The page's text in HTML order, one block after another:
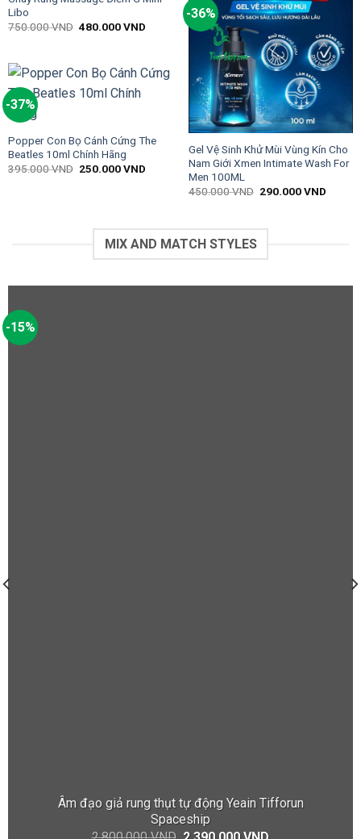
Libo
750.000VND 480.000VND
-36%
Gel Vệ Sinh Khử Mùi Vùng Kín Cho
Nam Giới Xmen Intimate Wash For
Men 100ML
450.000VND 290.000VND
-37%
Popper Con Bọ Cánh Cứng The
Beatles 10ml Chính Hãng
395.000VND 250.000VND
MIX AND MATCH STYLES
-15%
Âm đạo giả rung thụt tự động Yeain Tifforun
Spaceship